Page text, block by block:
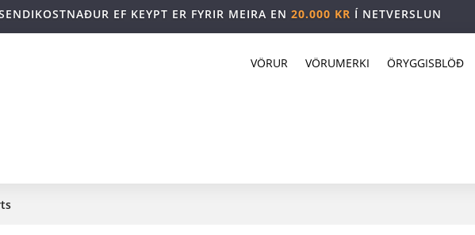
EF KEYPT ER FYRIR MEIRA EN 20.000 KR Í NETVERSLUN
VÖRUR VÖRUMERKI ÖRYGGISBLÖÐ